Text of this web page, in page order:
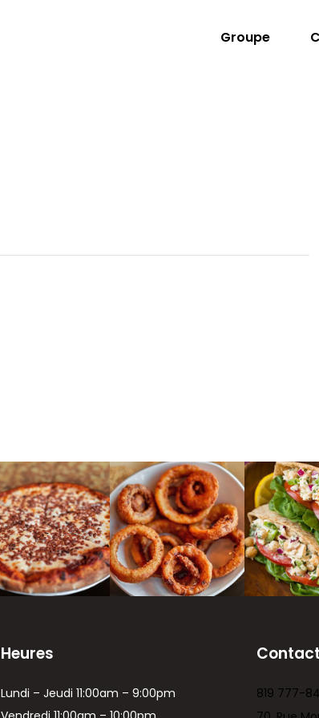
Groupe
Heures
Lundi – Jeudi 11:00am – 9:00pm
Contact
819 777-